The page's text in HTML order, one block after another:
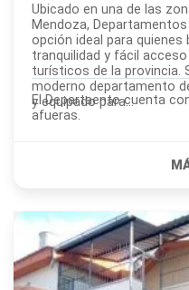
Ubicado en una de las
Mendoza,
opción ideal para quienes
tranquilidad y fácil
turísticos de la provincia.
moderno departamento
y equipado para...
El Departaento cuenta con Wi-Fi gratis y se ubica en
afueras.